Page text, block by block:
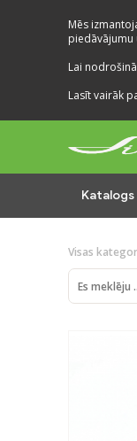
Mēs
piedāvājumu
Lai
Lasīt vairāk
Katalogs
Visas